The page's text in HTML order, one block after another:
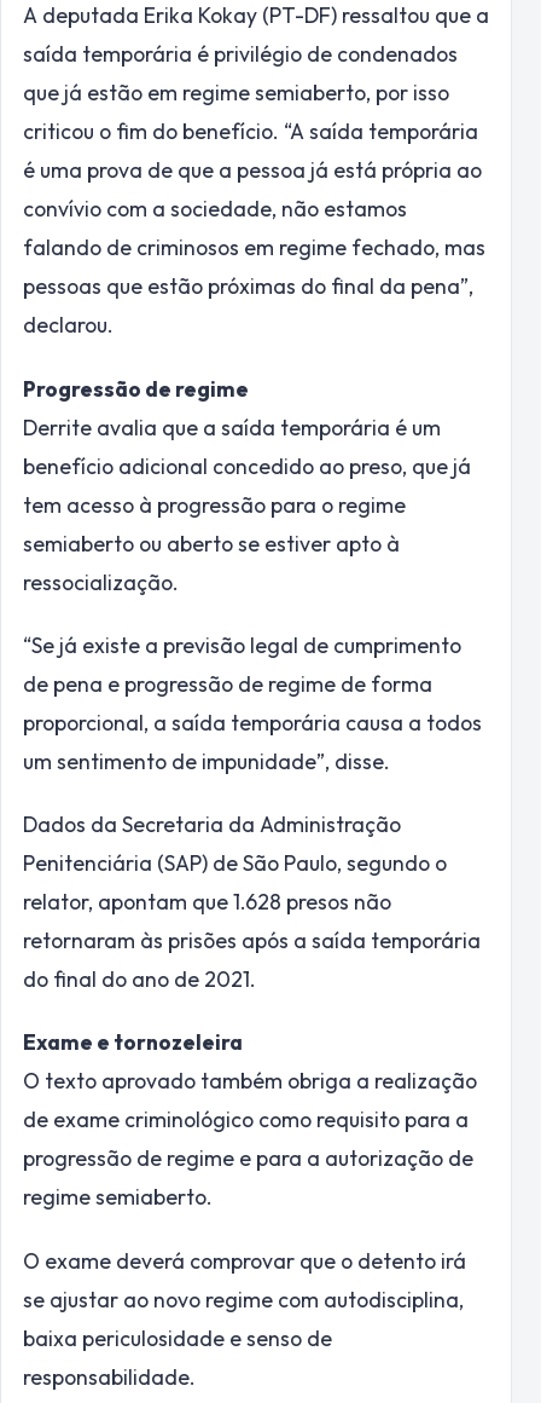
A deputada Erika Kokay (PT-DF) ressaltou que a
saída temporária é privilégio de condenados
que já estão em regime semiaberto, por isso
criticou o fim do benefício. “A saída temporária
é uma prova de que a pessoa já está própria ao
convívio com a sociedade, não estamos
falando de criminosos em regime fechado, mas
pessoas que estão próximas do final da pena”,
declarou.
Progressão de regime
Derrite avalia que a saída temporária é um
benefício adicional concedido ao preso, que já
tem acesso à progressão para o regime
semiaberto ou aberto se estiver apto à
ressocialização.
“Se já existe a previsão legal de cumprimento
de pena e progressão de regime de forma
proporcional, a saída temporária causa a todos
um sentimento de impunidade”, disse.
Dados da Secretaria da Administração
Penitenciária (SAP) de São Paulo, segundo o
relator, apontam que 1.628 presos não
retornaram às prisões após a saída temporária
do final do ano de 2021.
Exame e tornozeleira
O texto aprovado também obriga a realização
de exame criminológico como requisito para a
progressão de regime e para a autorização de
regime semiaberto.
O exame deverá comprovar que o detento irá
se ajustar ao novo regime com autodisciplina,
baixa periculosidade e senso de
responsabilidade.